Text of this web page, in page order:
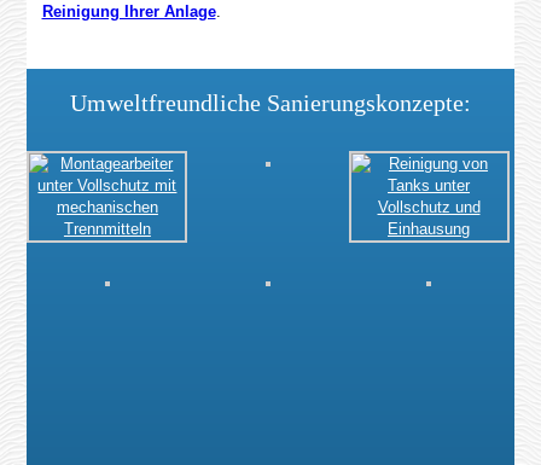
Reinigung Ihrer Anlage.
Umweltfreundliche Sanierungskonzepte: